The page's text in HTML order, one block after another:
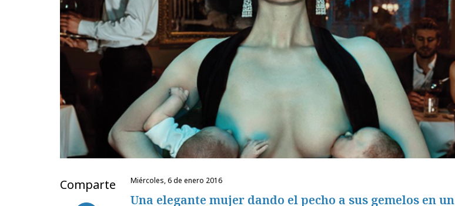
Comparte miércoles, 6 de enero 2016
Una elegante mujer dando el pecho a sus gemelos en un